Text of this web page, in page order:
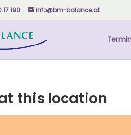
17 190 info@bm-balance.at
this location